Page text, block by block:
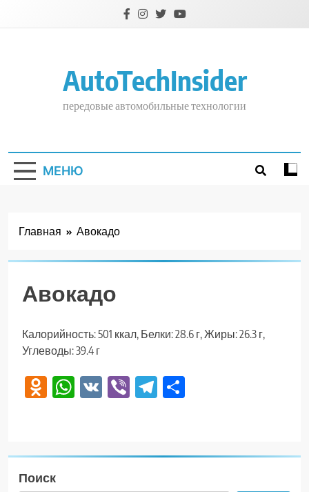
AutoTechInsider
передовые автомобильные технологии
МЕНЮ
Главная Авокадо
Авокадо
Калорийность: 501 ккал, Белки: 28.6 г, Жиры: 26.3 г,
Углеводы: 39.4 г
Odnoklassniki
WhatsApp
VK ViberTelegram
Поиск